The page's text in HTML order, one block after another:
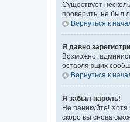
Существует
проверить, не был
Вернуться к
Я давно
Возможно,
оставляющих
Вернуться к
Я забыл пароль!
Не паникуйте!
скоро вы снова